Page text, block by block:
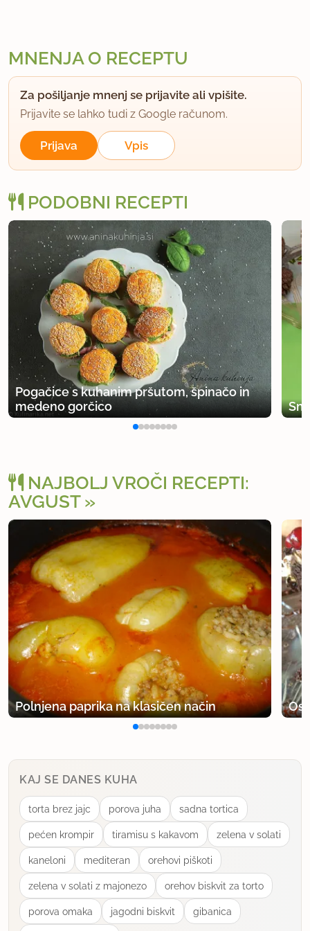
MNENJA O RECEPTU
Za pošiljanje mnenj se prijavite ali vpišite.
Prijavite se lahko tudi z Google računom.
Prijava Vpis
PODOBNI RECEPTI
Pogačice s kuhanim pršutom, špinačo in
medeno gorčico
NAJBOLJ VROČI RECEPTI:
AVGUST
Polnjena paprika na klasičen način
KAJ SE DANES KUHA
torta brez jajc porova juha sadna tortica
pećen krompir tiramisu s kakavom zelena v solati
kaneloni mediteran orehovi piškoti
zelena v solati z majonezo orehov biskvit za torto
porova omaka jagodni biskvit gibanica